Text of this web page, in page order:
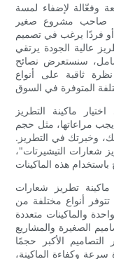
وفعّالة لإضفاء لمسة
صاحب مشروع صغير
فردًا يرغب في تصميم
عالية الجودة يرتقي
سنستعرض نصائح
ثاقبة على أنواع
ماكينة التطريز
يجب مراعاتها، مثل حجم
وخبرتك في التطريز.
شعارات التيشيرتات"،
تطريز شعارات
تتوفر أنواع مختلفة من
والماكينات متعددة
الصغيرة والمشاريع
التصاميم الأكبر حجمًا
سرعة وكفاءة الماكينة،